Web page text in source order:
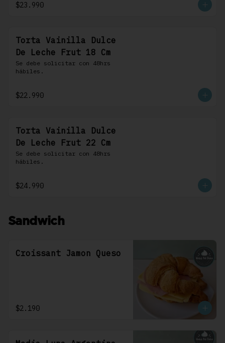
pastelera, cubierta con
$23.990
Torta Vainilla Dulce
De Leche Frut 18 Cm
Se debe solicitar con 48hrs
hábiles.
$22.990
Torta Vainilla Dulce
De Leche Frut 22 Cm
Se debe solicitar con 48hrs
hábiles.
$24.990
Sandwich
Croissant Jamon Queso
$2.190